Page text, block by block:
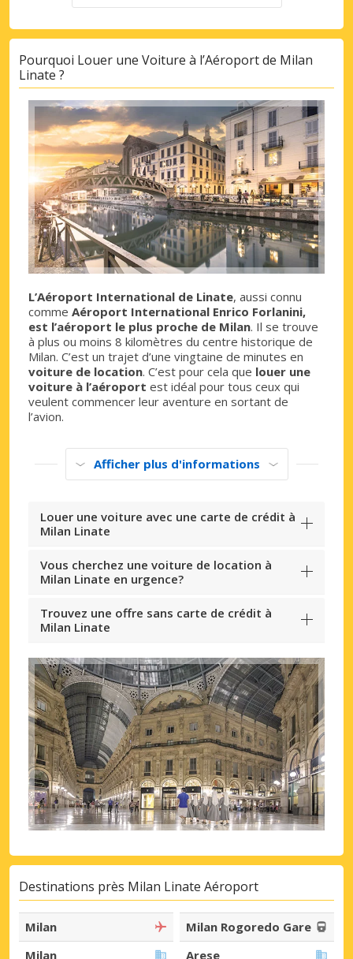
Pourquoi Louer une Voiture à l’Aéroport de Milan
Linate ?
L’Aéroport International de Linate, aussi connu
comme Aéroport International Enrico Forlanini,
est l’aéroport le plus proche de Milan. Il se trouve
à plus ou moins 8 kilomètres du centre historique de
Milan. C’est un trajet d’une vingtaine de minutes en
voiture de location. C’est pour cela que louer une
voiture à l’aéroport est idéal pour tous ceux qui
veulent commencer leur aventure en sortant de
l’avion.
Afficher plus d'informations
Louer une voiture avec une carte de crédit à
Milan Linate
Vous cherchez une voiture de location à
Milan Linate en urgence?
Trouvez une offre sans carte de crédit à
Milan Linate
Destinations près Milan Linate Aéroport
Milan
Milan Rogoredo Gare
Milan
Arese